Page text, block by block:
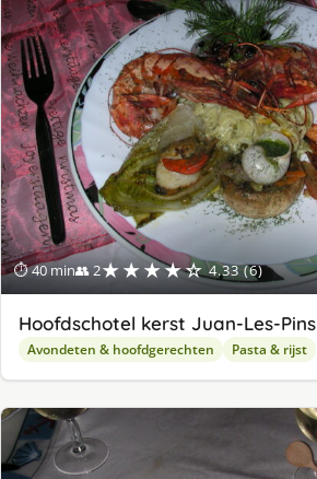
⏱ 40 min👥 2★★★★☆ 4.33 (6)
Hoofdschotel kerst Juan-Les-Pins
Avondeten & hoofdgerechten Pasta & rijst